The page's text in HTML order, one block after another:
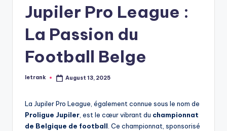
Jupiler Pro League :
La Passion du
Football Belge
Posted
letrank August 13, 2025
La Jupiler Pro League, également connue sous le nom de
Proligue Jupiler , est le cœur vibrant du championnat
de Belgique de football . Ce championnat, sponsorisé